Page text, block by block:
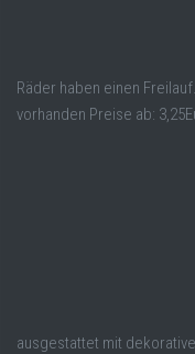
Räder haben einen
vorhanden Preise ab:
ausgestattet mit